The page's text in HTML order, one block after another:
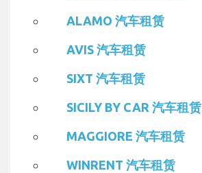
ALAMO 汽车租赁
AVIS 汽车租赁
SIXT 汽车租赁
SICILY BY CAR 汽车租赁
MAGGIORE 汽车租赁
WINRENT 汽车租赁